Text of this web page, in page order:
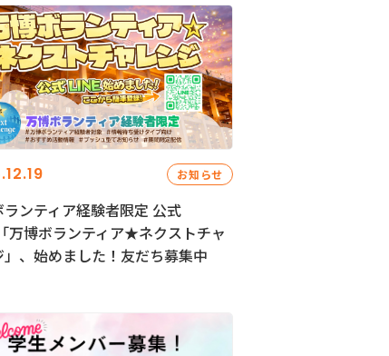
お知らせ
ンティア経験者限定 公式
万博ボランティア★ネクストチャ
」、始めました！友だち募集中